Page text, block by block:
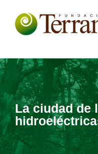
La ciudad de